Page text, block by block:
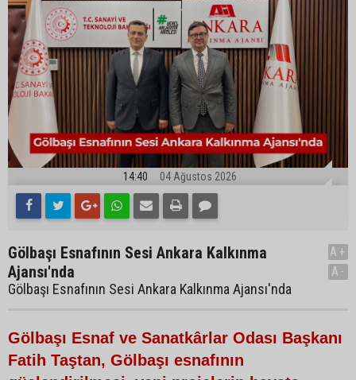
14:40 04 Ağustos 2026
Gölbaşı Esnafının Sesi Ankara Kalkınma
Ajansı'nda
Gölbaşı Esnafının Sesi Ankara Kalkınma Ajansı'nda
A+
A-
Gölbaşı Esnaf ve Sanatkârlar Odası Başkanı
Fatih Taştan, Gölbaşı esnafının